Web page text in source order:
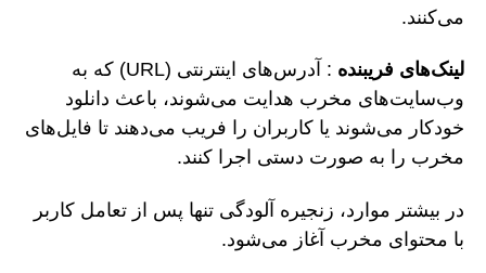
می‌کنند.
لینک‌های فریبنده
: آدرس‌های اینترنتی (URL) که به
وب‌سایت‌های مخرب هدایت می‌شوند، باعث دانلود
خودکار می‌شوند یا کاربران را فریب می‌دهند تا فایل‌های
مخرب را به صورت دستی اجرا کنند.
در بیشتر موارد، زنجیره آلودگی تنها پس از تعامل کاربر
با محتوای مخرب آغاز می‌شود.